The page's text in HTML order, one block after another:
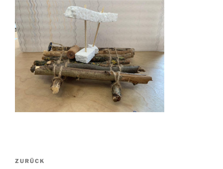
Beitragsnavigation
Vorheriger
ZURÜCK